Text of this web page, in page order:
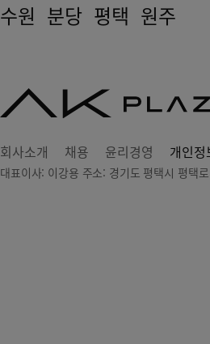
수원 분당 평택 원주
PLAZA
회사소개
채용 윤리경영 개인정
대표이사: 이강용 주소: 경기도 평택시